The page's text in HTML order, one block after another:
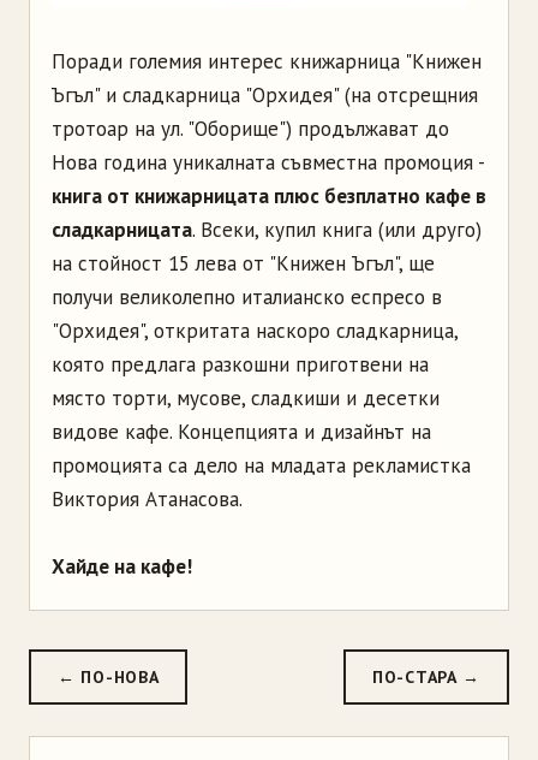
Поради големия интерес книжарница "Книжен
Ъгъл" и сладкарница "Орхидея" (на отсрещния
тротоар на ул. "Оборище") продължават до
Нова година уникалната съвместна промоция -
книга от книжарницата плюс безплатно кафе в
сладкарницата. Всеки, купил книга (или друго)
на стойност 15 лева от "Книжен Ъгъл", ще
получи великолепно италианско еспресо в
"Орхидея", откритата наскоро сладкарница,
която предлага разкошни приготвени на
място торти, мусове, сладкиши и десетки
видове кафе. Концепцията и дизайнът на
промоцията са дело на младата рекламистка
Виктория Атанасова.
Хайде на кафе!
← ПО-НОВА ПО-СТАРА →